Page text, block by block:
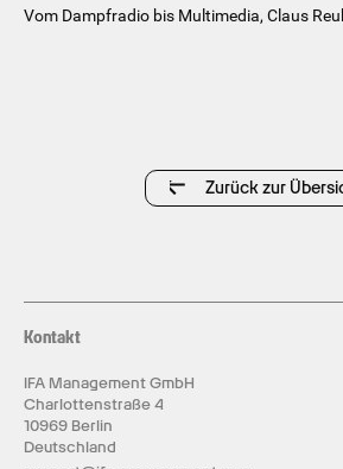
Vom Dampfradio bis Multimedia, Claus
Zurück zur
Kontakt
IFA Management GmbH
Charlottenstraße 4
10969 Berlin
Deutschland